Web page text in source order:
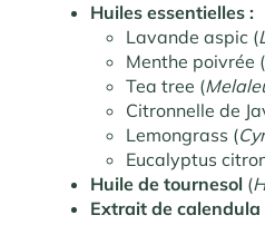
Huiles essentielles :
Lavande aspic (
Menthe poivrée (
Tea tree (
Citronnelle de
Lemongrass (
Eucalyptus
Huile de tournesol (
Extrait de calendula